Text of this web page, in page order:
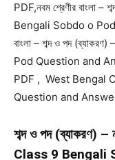
PDF,নবম শ্রেণীর বাংলা
Bengali Sobdo o Pod
বাংলা – শব্দ ও পদ
Pod Question and
PDF , West Bengal
Question and
শব্দ ও পদ (ব্যাকরণ) –
Class 9 Bengali